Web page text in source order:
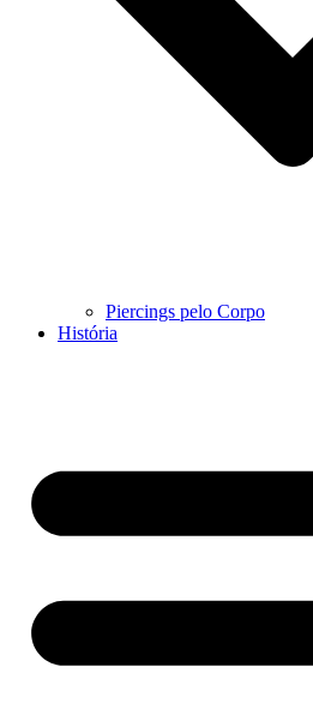
Piercings pelo Corpo
História